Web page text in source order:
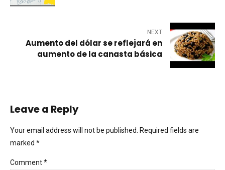
NEXT
Aumento del dólar se reflejará en
aumento de la canasta básica
Leave a Reply
Your email address will not be published. Required fields are
marked *
Comment*